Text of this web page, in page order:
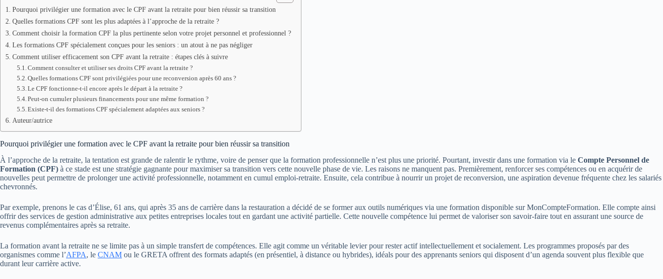
Pourquoi privilégier une formation avec le CPF avant la retraite pour bien réussir sa transition
Quelles formations CPF sont les plus adaptées à l’approche de la retraite ?
Comment choisir la formation CPF la plus pertinente selon votre projet personnel et professionnel ?
Les formations CPF spécialement conçues pour les seniors : un atout à ne pas négliger
Comment utiliser efficacement son CPF avant la retraite : étapes clés à suivre
Comment consulter et utiliser ses droits CPF avant la retraite ?
Quelles formations CPF sont privilégiées pour une reconversion après 60 ans ?
Le CPF fonctionne-t-il encore après le départ à la retraite ?
Peut-on cumuler plusieurs financements pour une même formation ?
Existe-t-il des formations CPF spécialement adaptées aux seniors ?
Auteur/autrice
Pourquoi privilégier une formation avec le CPF avant la retraite pour bien réussir sa transition
À l’approche de la retraite, la tentation est grande de ralentir le rythme, voire de penser que la formation professionnelle n’est plus une priorité. Pourtant, investir dans une formation via le Compte Personnel de
Formation (CPF) à ce stade est une stratégie gagnante pour maximiser sa transition vers cette nouvelle phase de vie. Les raisons ne manquent pas. Premièrement, renforcer ses compétences ou en acquérir de
nouvelles peut permettre de prolonger une activité professionnelle, notamment en cumul emploi-retraite. Ensuite, cela contribue à nourrir un projet de reconversion, une aspiration devenue fréquente chez les salariés
chevronnés.
Par exemple, prenons le cas d’Élise, 61 ans, qui après 35 ans de carrière dans la restauration a décidé de se former aux outils numériques via une formation disponible sur MonCompteFormation. Elle compte ainsi
offrir des services de gestion administrative aux petites entreprises locales tout en gardant une activité partielle. Cette nouvelle compétence lui permet de valoriser son savoir-faire tout en assurant une source de
revenus complémentaires après sa retraite.
La formation avant la retraite ne se limite pas à un simple transfert de compétences. Elle agit comme un véritable levier pour rester actif intellectuellement et socialement. Les programmes proposés par des
organismes comme l’AFPA, le CNAM ou le GRETA offrent des formats adaptés (en présentiel, à distance ou hybrides), idéals pour des apprenants seniors qui disposent d’un agenda souvent plus flexible que
durant leur carrière active.